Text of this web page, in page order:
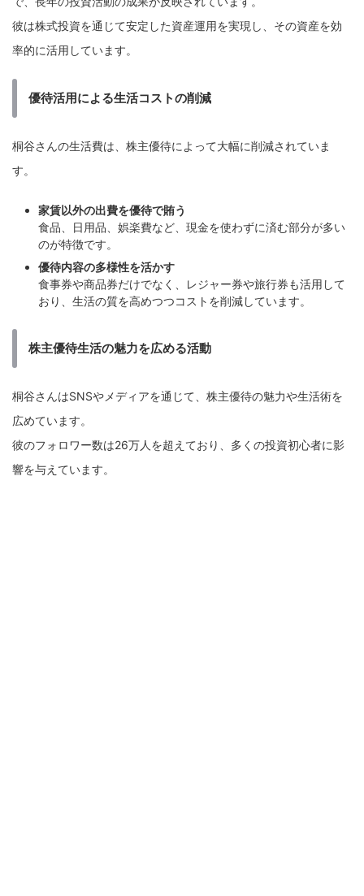
彼は株式投資を通じて安定した資産運用を実現し、その資産を効
率的に活用しています。
優待活用による生活コストの削減
桐谷さんの生活費は、株主優待によって大幅に削減されていま
す。
家賃以外の出費を優待で賄う
食品、日用品、娯楽費など、現金を使わずに済む部分が多い
のが特徴です。
優待内容の多様性を活かす
食事券や商品券だけでなく、レジャー券や旅行券も活用して
おり、生活の質を高めつつコストを削減しています。
株主優待生活の魅力を広める活動
桐谷さんはSNSやメディアを通じて、株主優待の魅力や生活術を
広めています。
彼のフォロワー数は26万人を超えており、多くの投資初心者に影
響を与えています。